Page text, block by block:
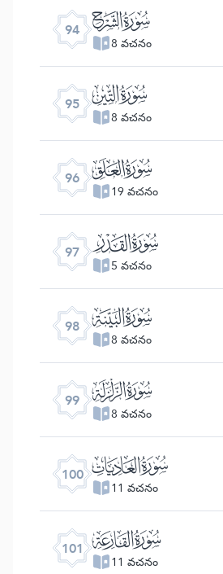
94 ﰋ
8 వచనం
95 ﰌ
8 వచనం
96 ﰍ
19 వచనం
97 ﰎ
5 వచనం
98 ﰏ
8 వచనం
99 ﰐ
8 వచనం
100 ﰑ
11 వచనం
101 ﰒ
11 వచనం